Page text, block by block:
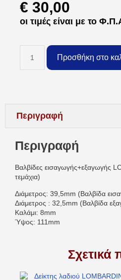
€ 30,00
οι τιμές είναι με το
Προσθήκη στο
Περιγραφή
Περιγραφή
Βαλβίδες εισαγωγής+εξαγωγής
τεμάχια)
Διάμετρος: 39,5mm (Βαλβίδα
Διάμετρος : 32,5mm (Βαλβίδα
Καλάμι: 8mm
Ύψος: 111mm
Σχετικά